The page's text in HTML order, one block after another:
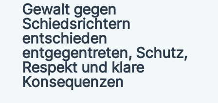
Gewalt gegen
Schiedsrichtern
entschieden
entgegentreten, Schutz,
Respekt und klare
Konsequenzen